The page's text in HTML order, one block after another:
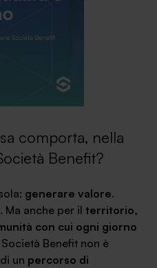
società di mediazione creditizia iscritta
comporta, nella
Benefit?
generare valore.
Ma anche per il territorio,
con cui ogni giorno
Benefit non è
un percorso di